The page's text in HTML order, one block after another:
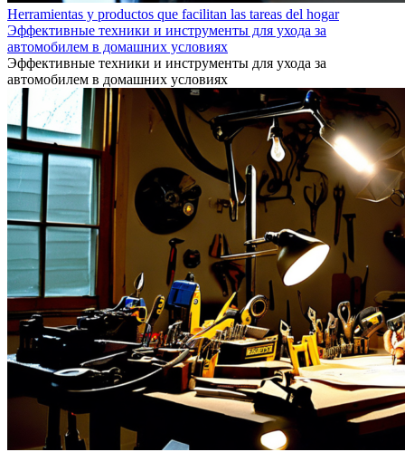
Herramientas y productos que facilitan las tareas del hogar
Эффективные техники и инструменты для ухода за
автомобилем в домашних условиях
Эффективные техники и инструменты для ухода за
автомобилем в домашних условиях